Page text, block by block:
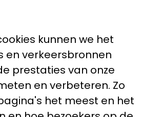
kunnen we het
en verkeersbronnen
prestaties van onze
en verbeteren. Zo
het meest en het